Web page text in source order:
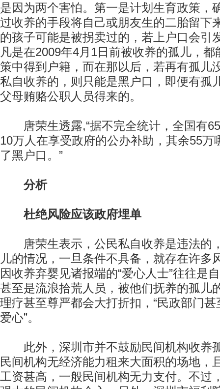
是因为两个害怕。第一是计划生育政策，
过收养的手段将自己或朋友生的二胎留下
的孩子可能是被拐卖过的，若上户口会引
凡是在2009年4月1日前被收养的孤儿，都
策中得到户籍，而在那以后，若再有孤儿
私自收养的，则只能是黑户口，即便有孤
父母贿赂公职人员得来的。
唐荣生透露,“据不完全统计，全国有
10万人在享受政府的公办补助，其余55万
了黑户口。”
分析
杜绝风险应该政府埋单
唐荣生表示，公民私自收养是违法的
儿的情况，一旦条件不具备，就存在许多
因收养弃婴见诸报端的“爱心人士”往往是
甚至是流浪拾荒人员，被他们抚养的孤儿
理疗甚至尊严都会大打折扣，“民政部门
爱心”。
此外，深圳市并不鼓励民间机构收养
民间机构无经济能力租来大面积的场地，
工资甚高，一般民间机构无力支付。不过